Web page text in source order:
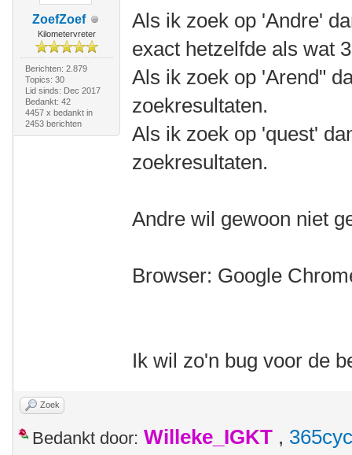
ZoefZoef
Kilometervreter
Berichten: 2.879
Topics: 30
Lid sinds: Dec 2017
Bedankt: 42
4457 x bedankt in
2453 berichten
Als ik zoek op 'Andre'
exact hetzelfde als wat
Als ik zoek op 'Arend"
zoekresultaten.
Als ik zoek op 'quest'
zoekresultaten.
Andre wil gewoon niet
Browser: Google
Ik wil zo'n bug voor de
Zoek
Bedankt door: Willeke_IGKT ,